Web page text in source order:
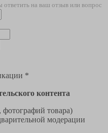
на ваш отзыв или вопрос
*
контента
фотографий товара)
модерации